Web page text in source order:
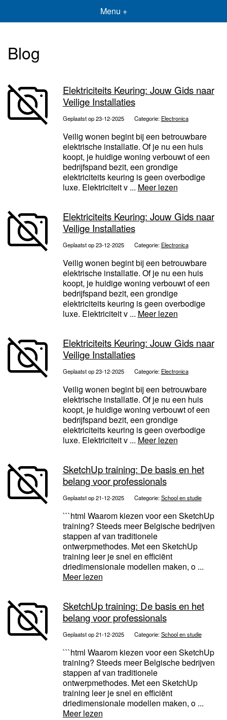
Menu +
Blog
Elektriciteits Keuring: Jouw Gids naar
Veilige Installaties
Geplaatst op 23-12-2025 Categorie: Electronica
Veilig wonen begint bij een betrouwbare
elektrische installatie. Of je nu een huis
koopt, je huidige woning verbouwt of een
bedrijfspand bezit, een grondige
elektriciteits keuring is geen overbodige
luxe. Elektriciteit v ... Meer lezen
Elektriciteits Keuring: Jouw Gids naar
Veilige Installaties
Geplaatst op 23-12-2025 Categorie: Electronica
Veilig wonen begint bij een betrouwbare
elektrische installatie. Of je nu een huis
koopt, je huidige woning verbouwt of een
bedrijfspand bezit, een grondige
elektriciteits keuring is geen overbodige
luxe. Elektriciteit v ... Meer lezen
Elektriciteits Keuring: Jouw Gids naar
Veilige Installaties
Geplaatst op 23-12-2025 Categorie: Electronica
Veilig wonen begint bij een betrouwbare
elektrische installatie. Of je nu een huis
koopt, je huidige woning verbouwt of een
bedrijfspand bezit, een grondige
elektriciteits keuring is geen overbodige
luxe. Elektriciteit v ... Meer lezen
SketchUp training: De basis en het
belang voor professionals
Geplaatst op 21-12-2025 Categorie:School en studie
```html Waarom kiezen voor een SketchUp
training? Steeds meer Belgische bedrijven
stappen af van traditionele
ontwerpmethodes. Met een SketchUp
training leer je snel en efficiënt
driedimensionale modellen maken, o ...
Meer lezen
SketchUp training: De basis en het
belang voor professionals
Geplaatst op 21-12-2025 Categorie:School en studie
```html Waarom kiezen voor een SketchUp
training? Steeds meer Belgische bedrijven
stappen af van traditionele
ontwerpmethodes. Met een SketchUp
training leer je snel en efficiënt
driedimensionale modellen maken, o ...
Meer lezen